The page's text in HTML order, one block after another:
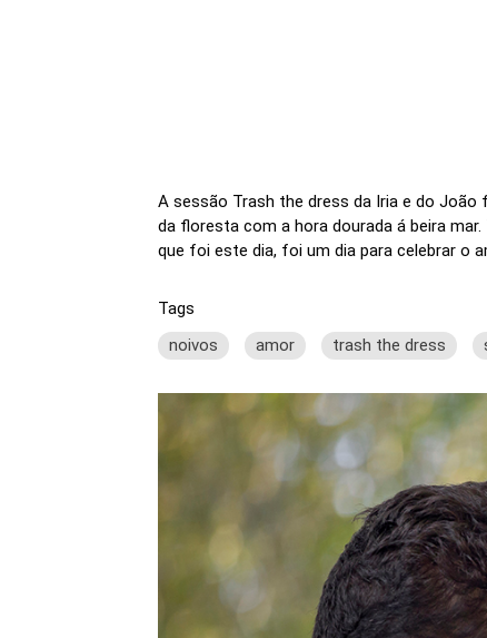
A sessão Trash the dress da Iria e do
da floresta com a hora dourada á beira
que foi este dia, foi um dia para celebrar o
Tags
noivos
amor trash the dress